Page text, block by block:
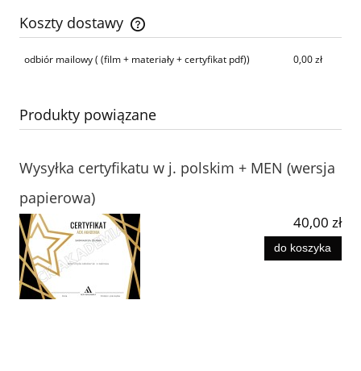
Koszty dostawy
Cena nie zawiera ewentualnych kosztów płatności
odbiór mailowy( (film + materiały + certyfikat pdf)) 0,00 zł
Produkty powiązane
Wysyłka certyfikatu w j. polskim + MEN (wersja
papierowa)
40,00 zł
do koszyka